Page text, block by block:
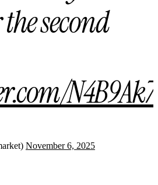
second
November 6, 2025